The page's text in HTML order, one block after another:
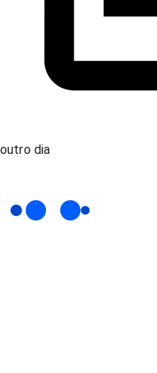
outro dia